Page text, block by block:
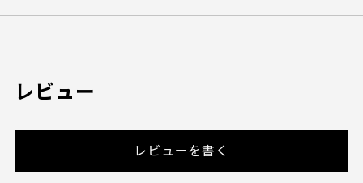
レビュー
レビューを書く